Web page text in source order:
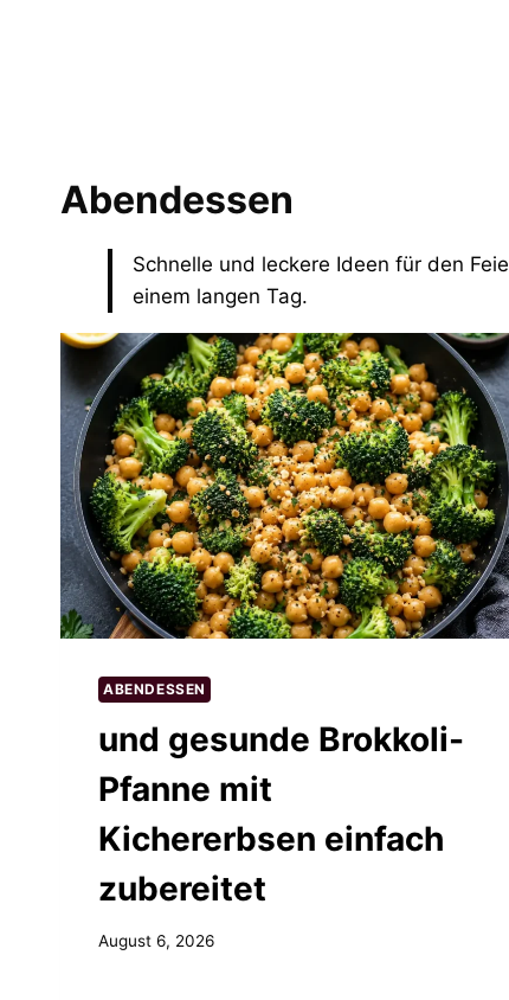
Abendessen
Schnelle und leckere Ideen für den
einem langen Tag.
ABENDESSEN
und gesunde Brokkoli-
Pfanne mit
Kichererbsen einfach
zubereitet
August 6, 2026